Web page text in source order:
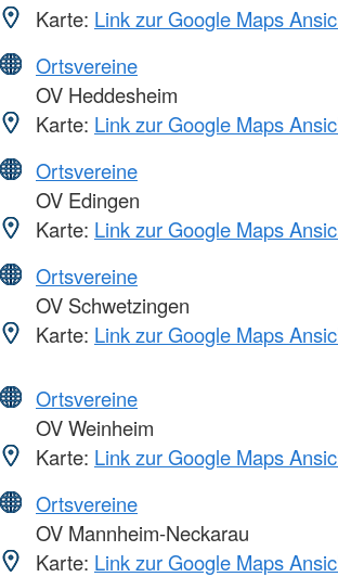
Karte: Link zur Google Maps
Ortsvereine
OV Heddesheim
Karte: Link zur Google Maps
Ortsvereine
OV Edingen
Karte: Link zur Google Maps
Ortsvereine
OV Schwetzingen
Karte: Link zur Google Maps
Ortsvereine
OV Weinheim
Karte: Link zur Google Maps
Ortsvereine
OV Mannheim-Neckarau
Karte: Link zur Google Maps